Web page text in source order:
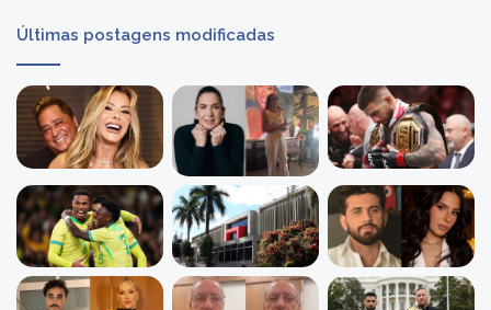
Últimas postagens modificadas